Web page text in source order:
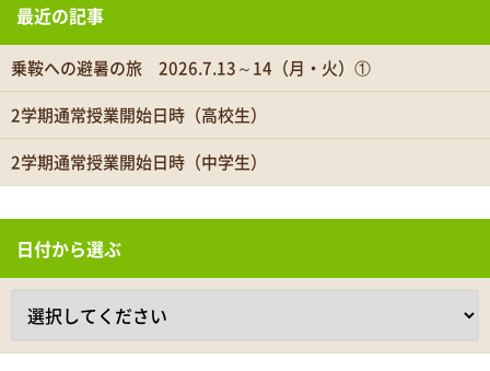
最近の記事
乗鞍への避暑の旅 2026.7.13～14（月・火）①
2学期通常授業開始日時（高校生）
2学期通常授業開始日時（中学生）
日付から選ぶ